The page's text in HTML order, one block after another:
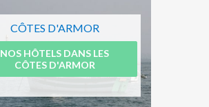
CÔTES D'ARMOR
NOS HÔTELS DANS LES
CÔTES D'ARMOR